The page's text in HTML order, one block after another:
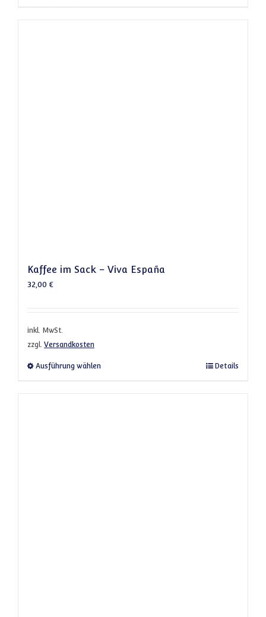
Kaffee im Sack – Viva España
32,00 €
inkl. MwSt.
zzgl. Versandkosten
Ausführung wählen Dieses Produkt weist mehrere Varianten
Details